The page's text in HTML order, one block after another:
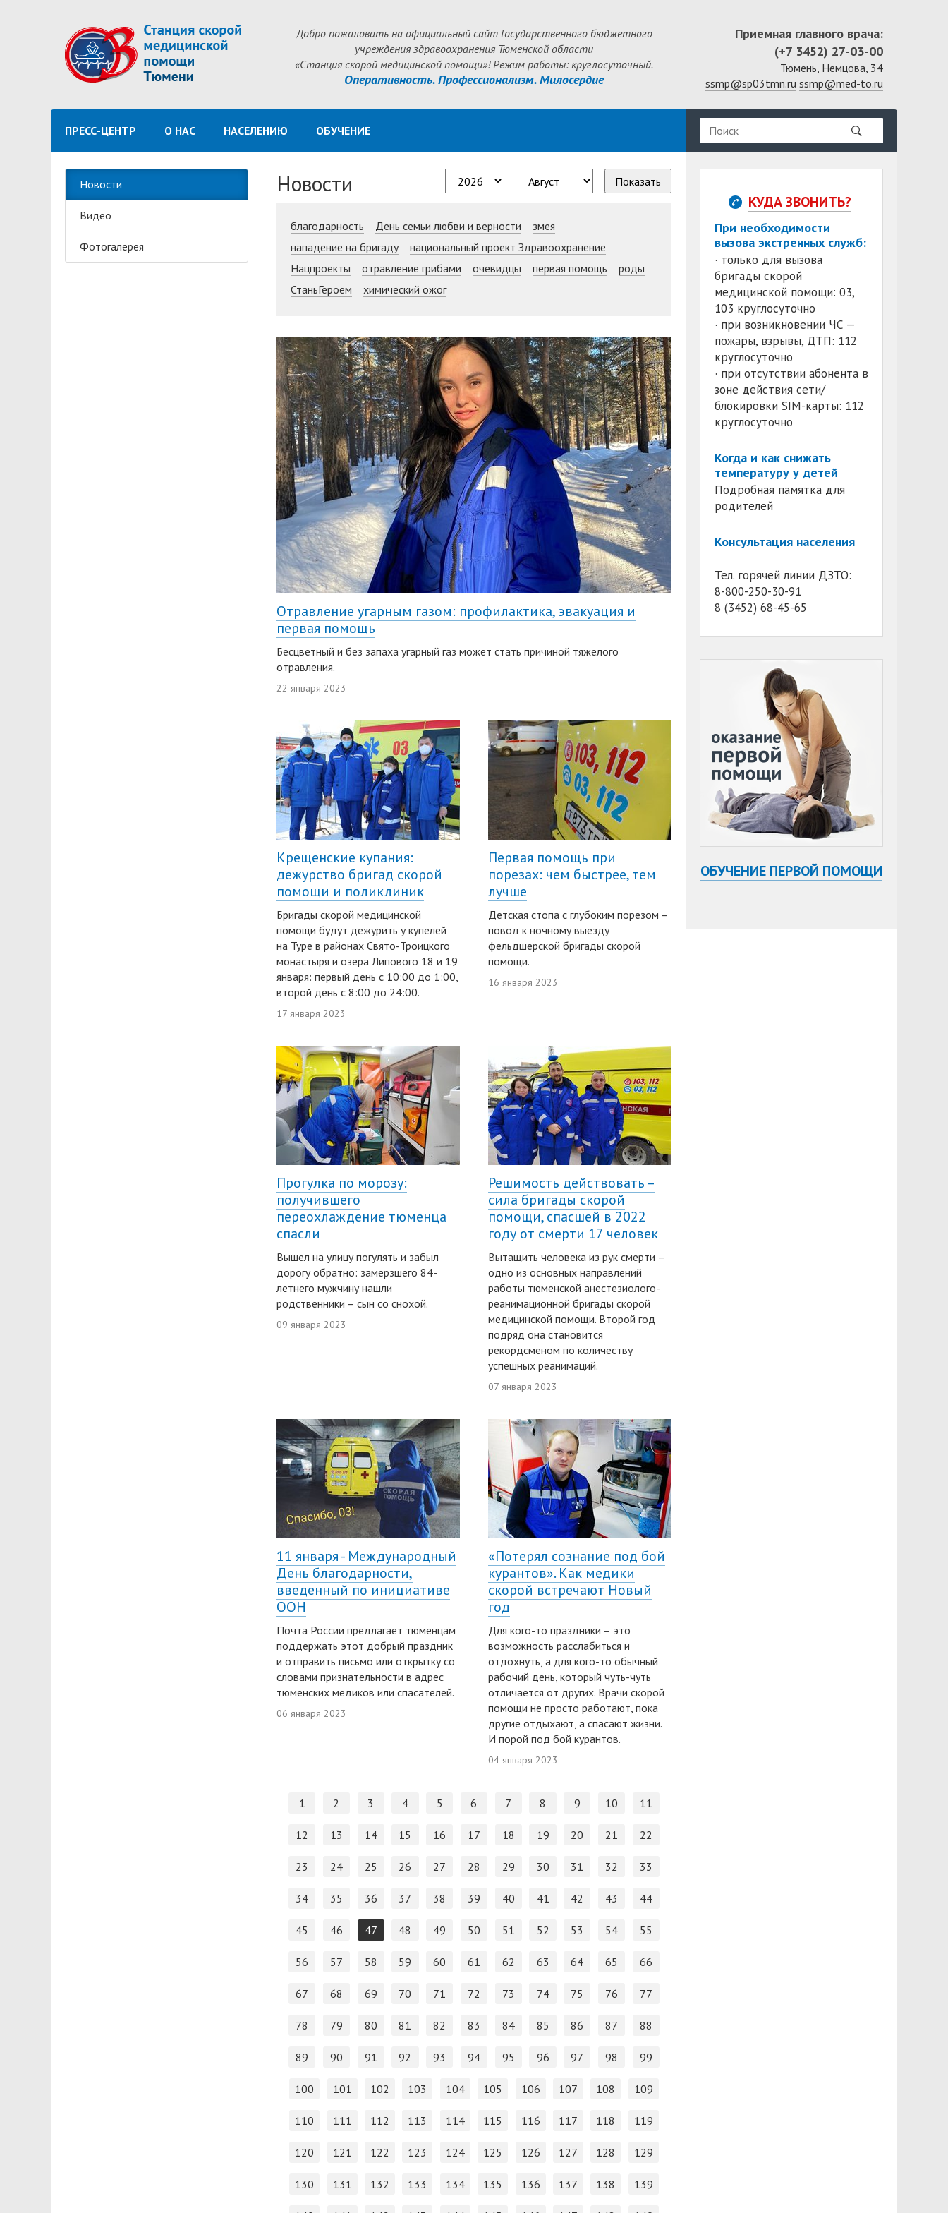
Добро пожаловать на официальный сайт Государственного бюджетного
учреждения здравоохранения Тюменской области
«Станция скорой медицинской помощи»! Режим работы: круглосуточный.
Оперативность. Профессионализм. Милосердие
Приемная главного врача:
(+7 3452) 27-03-00
Тюмень, Немцова, 34
ssmp@sp03tmn.ru ssmp@med-to.ru
ПРЕСС-ЦЕНТР О НАС НАСЕЛЕНИЮ ОБУЧЕНИЕ
Новости
Видео
Фотогалерея
Новости Показать
благодарность День семьи любви и верности
змея
нападение на бригаду
национальный проект Здравоохранение
Нацпроекты
отравление грибами очевидцы первая помощь
роды
СтаньГероем
химический ожог
Отравление угарным газом: профилактика, эвакуация и
первая помощь
Бесцветный и без запаха угарный газ может стать причиной тяжелого
отравления.
22 января 2023
Крещенские купания:
дежурство бригад скорой
помощи и поликлиник
Бригады скорой медицинской
помощи будут дежурить у купелей
на Туре в районах Свято-Троицкого
монастыря и озера Липового 18 и 19
января: первый день с 10:00 до 1:00,
второй день с 8:00 до 24:00.
17 января 2023
Первая помощь при
порезах: чем быстрее, тем
лучше
Детская стопа с глубоким порезом –
повод к ночному выезду
фельдшерской бригады скорой
помощи.
16 января 2023
Прогулка по морозу:
получившего
переохлаждение тюменца
спасли
Вышел на улицу погулять и забыл
дорогу обратно: замерзшего 84-
летнего мужчину нашли
родственники – сын со снохой.
09 января 2023
Решимость действовать –
сила бригады скорой
помощи, спасшей в 2022
году от смерти 17 человек
Вытащить человека из рук смерти –
одно из основных направлений
работы тюменской анестезиолого-
реанимационной бригады скорой
медицинской помощи. Второй год
подряд она становится
рекордсменом по количеству
успешных реанимаций.
07 января 2023
11 января - Международный
День благодарности,
введенный по инициативе
ООН
Почта России предлагает тюменцам
поддержать этот добрый праздник
и отправить письмо или открытку со
словами признательности в адрес
тюменских медиков или спасателей.
06 января 2023
«Потерял сознание под бой
курантов». Как медики
скорой встречают Новый
год
Для кого-то праздники – это
возможность расслабиться и
отдохнуть, а для кого-то обычный
рабочий день, который чуть-чуть
отличается от других. Врачи скорой
помощи не просто работают, пока
другие отдыхают, а спасают жизни.
И порой под бой курантов.
04 января 2023
1 2 3 4 5 6 7 8 9 10 11
12 13 14 15 16 17 18 19 20 21 22
23 24 25 26 27 28 29 30 31 32 33
34 35 36 37 38 39 40 41 42 43 44
45 46 47 48 49 50 51 52 53 54 55
56 57 58 59 60 61 62 63 64 65 66
67 68 69 70 71 72 73 74 75 76 77
78 79 80 81 82 83 84 85 86 87 88
89 90 91 92 93 94 95 96 97 98 99
100 101 102 103 104 105 106 107 108 109
110 111 112 113 114 115 116 117 118 119
120 121 122 123 124 125 126 127 128 129
130 131 132 133 134 135 136 137 138 139
КУДА ЗВОНИТЬ?
При необходимости
вызова экстренных служб:
· только для вызова
бригады скорой
медицинской помощи: 03,
103 круглосуточно
· при возникновении ЧС —
пожары, взрывы, ДТП: 112
круглосуточно
· при отсутствии абонента в
зоне действия сети/
блокировки SIM-карты: 112
круглосуточно
Когда и как снижать
температуру у детей
Подробная памятка для
родителей
Консультация населения
Тел. горячей линии ДЗТО:
8-800-250-30-91
8 (3452) 68-45-65
ОБУЧЕНИЕ ПЕРВОЙ ПОМОЩИ